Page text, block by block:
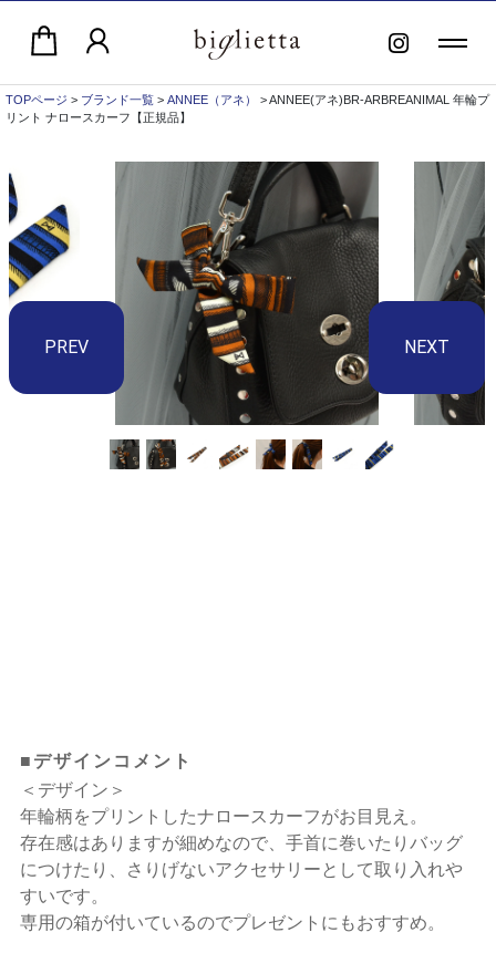
TOPページ > ブランド一覧 > ANNEE（アネ）
> ANNEE(アネ)BR-ARBREANIMAL 年輪プ
リント ナロースカーフ【正規品】
■デザインコメント
＜デザイン＞
年輪柄をプリントしたナロースカーフがお目見え。
存在感はありますが細めなので、手首に巻いたりバッグ
につけたり、さりげないアクセサリーとして取り入れや
すいです。
専用の箱が付いているのでプレゼントにもおすすめ。